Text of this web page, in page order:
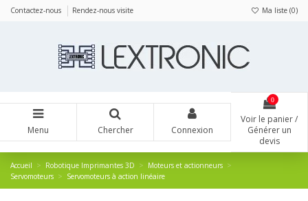
Contactez-nous Rendez-nous visite Ma liste (0)
Menu Chercher Connexion
0
Voir le panier /
Générer un
devis
Accueil Robotique Imprimantes 3D
Moteurs et actionneurs
Servomoteurs
Servomoteurs à action linéaire
Panneau de gestion des cookies